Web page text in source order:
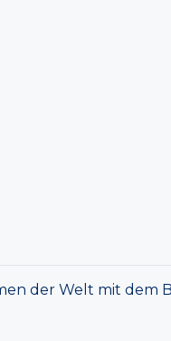
der Welt mit dem